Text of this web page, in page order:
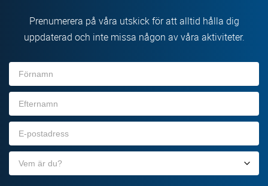
Prenumerera på våra utskick för att alltid hålla dig
uppdaterad och inte missa någon av våra aktiviteter.
Förnamn
Efternamn
post
Organisation